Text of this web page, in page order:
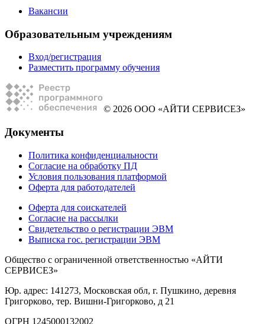
Вакансии
Образовательным учреждениям
Вход/регистрация
Разместить программу обучения
© 2026 ООО «АЙТИ СЕРВИСЕЗ»
Документы
Политика конфиденциальности
Согласие на обработку ПД
Условия пользования платформой
Оферта для работодателей
Оферта для соискателей
Согласие на рассылки
Свидетельство о регистрации ЭВМ
Выписка гос. регистрации ЭВМ
Общество с ограниченной ответственностью «АЙТИ
СЕРВИСЕЗ»
Юр. адрес: 141273, Московская обл, г. Пушкино, деревня
Григорково, тер. Вишни-Григорково, д 21
ОГРН 1245000132002